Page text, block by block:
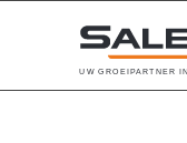
U W G RO E PA RT N E R N